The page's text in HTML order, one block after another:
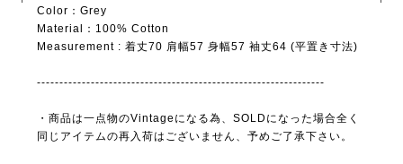
Color：Grey
Material：100% Cotton
Measurement : 着丈70 肩幅57 身幅57 袖丈64 (平置き寸法)
----------------------------------------------------------------
・商品は一点物のVintageになる為、SOLDになった場合全く
同じアイテムの再入荷はございません、予めご了承下さい。